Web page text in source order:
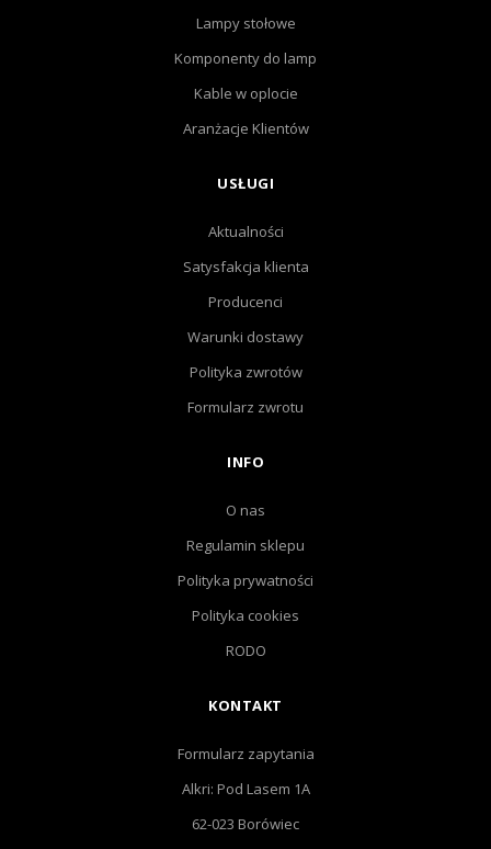
Lampy stołowe
Komponenty do lamp
Kable w oplocie
Aranżacje Klientów
USŁUGI
Aktualności
Satysfakcja klienta
Producenci
Warunki dostawy
Polityka zwrotów
Formularz zwrotu
INFO
O nas
Regulamin sklepu
Polityka prywatności
Polityka cookies
RODO
KONTAKT
Formularz zapytania
Alkri: Pod Lasem 1A
62-023 Borówiec